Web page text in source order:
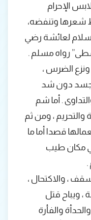
الإحرام
شعرها وتنفضه،
لعائشة رضي
رواه مسلم .
ونزع الضرس ،
دون شد
. أما شم
والتحريم ، ومن ثم
قصدا أما ما
مكان طيب
.
، والاكتحال ،
، ويباح قتل
والفأرة